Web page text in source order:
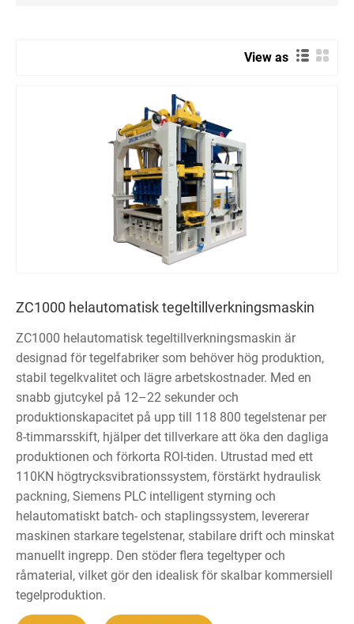
View as
ZC1000 helautomatisk tegeltillverkningsmaskin
ZC1000 helautomatisk tegeltillverkningsmaskin är
designad för tegelfabriker som behöver hög produktion,
stabil tegelkvalitet och lägre arbetskostnader. Med en
snabb gjutcykel på 12–22 sekunder och
produktionskapacitet på upp till 118 800 tegelstenar per
8-timmarsskift, hjälper det tillverkare att öka den dagliga
produktionen och förkorta ROI-tiden. Utrustad med ett
110KN högtrycksvibrationssystem, förstärkt hydraulisk
packning, Siemens PLC intelligent styrning och
helautomatiskt batch- och staplingssystem, levererar
maskinen starkare tegelstenar, stabilare drift och minskat
manuellt ingrepp. Den stöder flera tegeltyper och
råmaterial, vilket gör den idealisk för skalbar kommersiell
tegelproduktion.